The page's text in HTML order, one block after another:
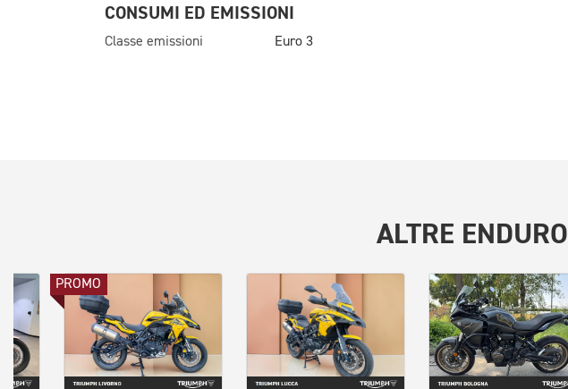
CONSUMI ED EMISSIONI
Classe emissioni Euro 3
ALTRE ENDURO
PROMO